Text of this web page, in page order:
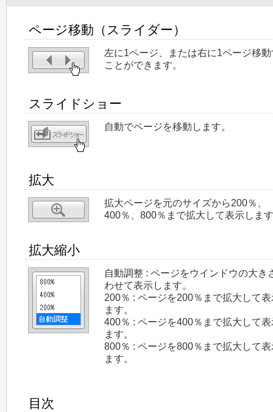
ページ移動（スライダー）
左に1ページ、または右に1ページ移
ことができます。
スライドショー
自動でページを移動します。
拡大
拡大ページを元のサイズから200％、
400％、800％まで拡大して表示しま
拡大縮小
自動調整 : ページをウインドウの大き
わせて表示します。
200％ : ページを200％まで拡大して
ます。
400％ : ページを400％まで拡大して
ます。
800％ : ページを800％まで拡大して
ます。
目次